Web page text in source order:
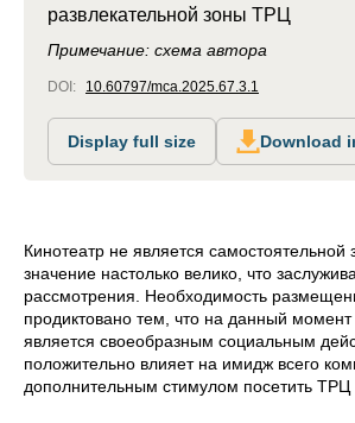
развлекательной зоны ТРЦ
Примечание: схема автора
DOI: 10.60797/mca.2025.67.3.1
Display full size Download
Кинотеатр не является
значение настолько велико, что
рассмотрения. Необходимость
продиктовано тем, что на данный момент
является своеобразным социальным
положительно влияет на имидж всего
дополнительным стимулом посетить ТРЦ